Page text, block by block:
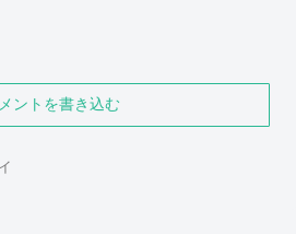
ントを書き込む